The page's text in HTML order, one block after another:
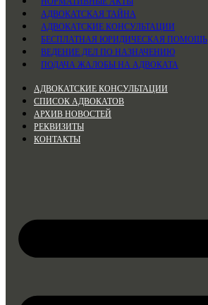
АДВОКАТСКАЯ ТАЙНА
АДВОКАТСКИЕ КОНСУЛЬТАЦИИ
БЕСПЛАТНАЯ ЮРИДИЧЕСКАЯ ПОМОЩЬ
ВЕДЕНИЕ ДЕЛ ПО НАЗНАЧЕНИЮ
ПОДАЧА ЖАЛОБЫ НА АДВОКАТА
АДВОКАТСКИЕ КОНСУЛЬТАЦИИ
СПИСОК АДВОКАТОВ
АРХИВ НОВОСТЕЙ
РЕКВИЗИТЫ
КОНТАКТЫ